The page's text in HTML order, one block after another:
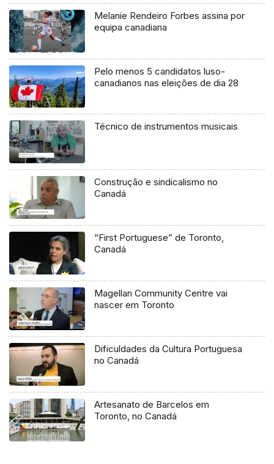
Melanie Rendeiro Forbes assina por
equipa canadiana
Pelo menos 5 candidatos luso-
canadianos nas eleições de dia 28
Técnico de instrumentos musicais
Construção e sindicalismo no
Canadá
“First Portuguese” de Toronto,
Canadá
Magellan Community Centre vai
nascer em Toronto
Dificuldades da Cultura Portuguesa
no Canadá
Artesanato de Barcelos em
Toronto, no Canadá